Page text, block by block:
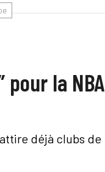
la NBA
déjà clubs de